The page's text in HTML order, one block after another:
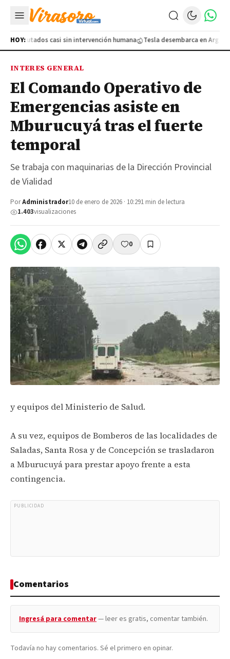
HOY: casi sin intervención humana Tesla desembarca en
INTERES GENERAL
El Comando Operativo de
Emergencias asiste en
Mburucuyá tras el fuerte
temporal
Se trabaja con maquinarias de la Dirección Provincial
de Vialidad
PorAdministrador10 de enero de 2026 · 10:291 min de lectura
1.403visualizaciones
0
y equipos del Ministerio de Salud.
A su vez, equipos de Bomberos de las localidades de
Saladas, Santa Rosa y de Concepción se trasladaron
a Mburucuyá para prestar apoyo frente a esta
contingencia.
PUBLICIDAD
Comentarios
Ingresá para comentar— leer es gratis, comentar también.
Todavía no hay comentarios. Sé el primero en opinar.